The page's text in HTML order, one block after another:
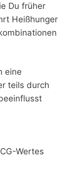
Du früher
Heißhunger
eine
teils durch
Wertes